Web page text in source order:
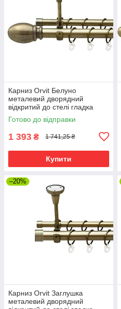
Карниз Orvit Белуно
металевий дворядний
відкритий до стелі гладка
труба кільце металеве Антик
25\19 мм 240 см (00-
Готово до відправки
1 393 ₴ 1 741,25 ₴
Купити
–20%
Карниз Orvit Заглушка
металевий дворядний